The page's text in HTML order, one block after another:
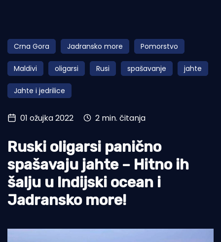
Obala
Otoci
Turizam i nautika
Pomorstvo
Ribolov
Tradicija i kultura
Crna Gora Jadransko more Pomorstvo
Maldivi oligarsi Rusi spašavanje jahte
Jahte i jedrilice
01 ožujka 2022 2 min. čitanja
Ruski oligarsi panično
spašavaju jahte – Hitno ih
šalju u Indijski ocean i
Jadransko more!